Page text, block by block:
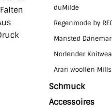
duMilde
Regenmode by
Mansted
Norlender
Aran woollen Mills
Schmuck
Accessoires